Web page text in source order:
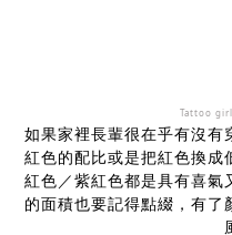
Tattoo
如果家裡長輩很在乎有沒有
紅色的配比或是把紅色換成
紅色／紫紅色都是具有喜氣
的面積也要記得點綴，有